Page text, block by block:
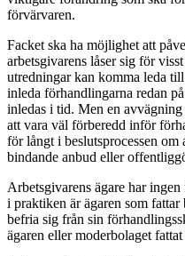
förvärvaren.
Facket ska ha möjlighet att
arbetsgivarens låser sig för
utredningar kan komma leda
inleda förhandlingarna redan
inledas i tid. Men en avvägning
att vara väl förberedd inför
för långt i beslutsprocessen om
bindande anbud eller
Arbetsgivarens ägare har
i praktiken är ägaren som
befria sig från sin
ägaren eller moderbolaget fattat